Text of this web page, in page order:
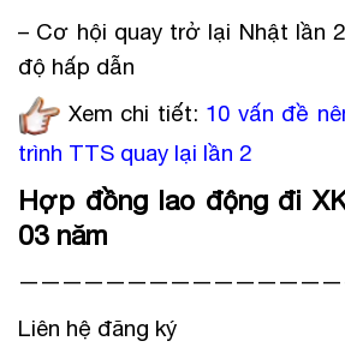
– Cơ hội quay trở lại Nhật lần
độ hấp dẫn
Xem chi tiết: 10 vấn đề
trình TTS quay lại lần 2
Hợp đồng lao động đi
03 năm
Liên hệ đăng ký